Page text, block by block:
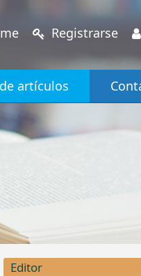
Registrarse
artículos
Editor